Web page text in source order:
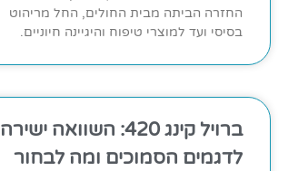
החזרה הביתה מבית החולים, החל מריהוט
בסיסי ועד למוצרי טיפוח והיגיינה חיוניים.
ברויל קינג 420: השוואה ישירה
לדגמים הסמוכים ומה לבחור